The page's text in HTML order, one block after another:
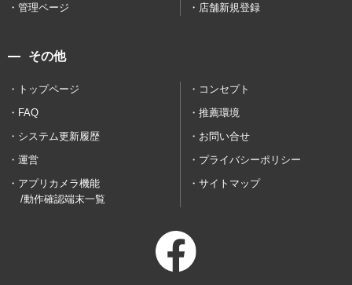
管理ページ 店舗新規登録
その他
トップページ
コンセプト
FAQ
推薦環境
システム更新履歴
お問い合せ
運営
プライバシーポリシー
アプリカメラ機能
/動作確認端末一覧
サイトマップ